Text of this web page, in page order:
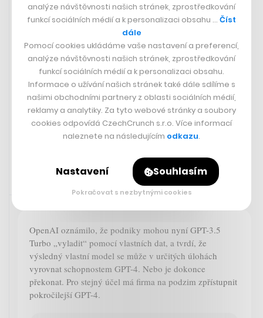
23. 8. 2023 05:37
OpenAI oznámilo, že podniky mohou nyní GPT-3.5
Turbo „vyladit“ pomocí vlastních dat, a tvrdí, že
výsledný vlastní model se může v určitých úlohách
vyrovnat schopnostem GPT-4. Nebo je dokonce
překonat. Pro stejný účel má firma na podzim zpřístupnit
pokročilejší GPT-4.
analýze návštěvnosti našich stránek, zprostředkování
funkcí sociálních médií a k personalizaci obsahu … Číst
dále
Pomocí cookies ukládáme vaše nastavení a preferencí,
analýze návštěvnosti našich stránek, zprostředkování
funkcí sociálních médií a k personalizaci obsahu.
Informace o užívání našich stránek také dále sdílíme s
našimi obchodními partnery z oblasti sociálních médií,
reklamy a analytiky. Za tyto webové stránky a soubory
cookies odpovídá CzechCrunch s.r.o. Více informací
naleznete na následujícím odkazu.
Nastavení Souhlasím
Pokračovat s nezbytnými cookies